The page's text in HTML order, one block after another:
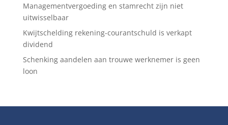
Managementvergoeding en stamrecht zijn niet
uitwisselbaar
Kwijtschelding rekening-courantschuld is verkapt
dividend
Schenking aandelen aan trouwe werknemer is geen
loon